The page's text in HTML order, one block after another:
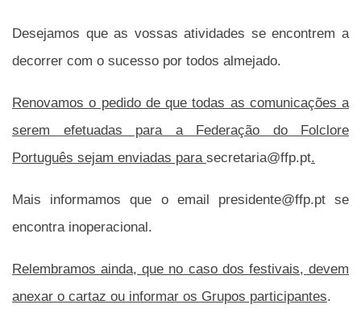
Desejamos que as vossas atividades se encontrem a
decorrer com o sucesso por todos almejado.
Renovamos o pedido de que todas as comunicações a
serem efetuadas para a Federação do Folclore
Português sejam enviadas para secretaria@ffp.pt.
Mais informamos que o email presidente@ffp.ptse
encontra inoperacional.
Relembramos ainda, que no caso dos festivais, devem
anexar o cartaz ou informar os Grupos participantes.